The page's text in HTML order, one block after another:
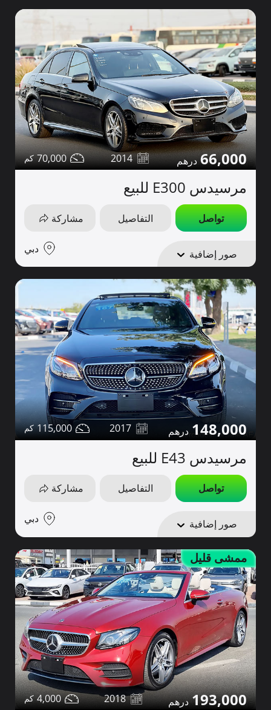
66,000
2014
70,000
مرسيدس E300 للبيع
تواصل التفاصيل مشاركة
صور إضافية دبي
148,000
2017
115,000
مرسيدس E43 للبيع
تواصل التفاصيل مشاركة
صور إضافية دبي
ممشى قليل
193,000
2018
4,000